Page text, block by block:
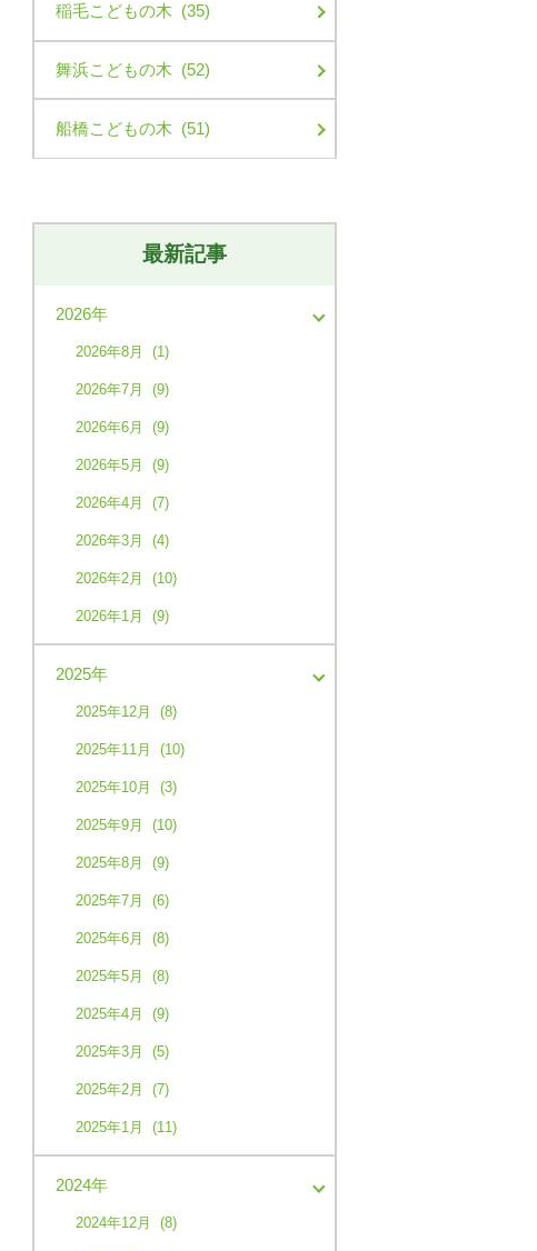
稲毛こどもの木 (35)
舞浜こどもの木 (52)
船橋こどもの木 (51)
最新記事
2026年
2026年8月 (1)
2026年7月 (9)
2026年6月 (9)
2026年5月 (9)
2026年4月 (7)
2026年3月 (4)
2026年2月 (10)
2026年1月 (9)
2025年
2025年12月 (8)
2025年11月 (10)
2025年10月 (3)
2025年9月 (10)
2025年8月 (9)
2025年7月 (6)
2025年6月 (8)
2025年5月 (8)
2025年4月 (9)
2025年3月 (5)
2025年2月 (7)
2025年1月 (11)
2024年
2024年12月 (8)